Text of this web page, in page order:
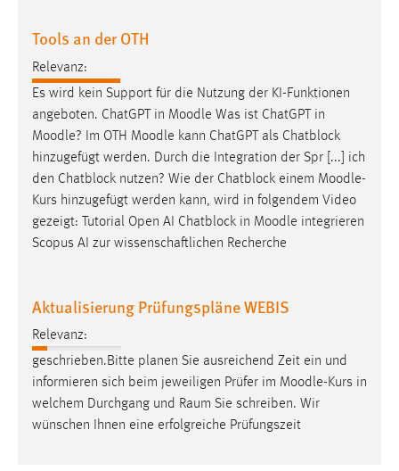
Tools an der OTH
Relevanz:
Es wird kein Support für die Nutzung der KI-Funktionen
angeboten. ChatGPT in Moodle Was ist ChatGPT in
Moodle? Im OTH Moodle kann ChatGPT als Chatblock
hinzugefügt werden. Durch die Integration der Spr [...] ich
den Chatblock nutzen? Wie der Chatblock einem Moodle-
Kurs hinzugefügt werden kann, wird in folgendem Video
gezeigt: Tutorial Open AI Chatblock in Moodle integrieren
Scopus AI zur wissenschaftlichen Recherche
Aktualisierung Prüfungspläne WEBIS
Relevanz:
geschrieben.Bitte planen Sie ausreichend Zeit ein und
informieren sich beim jeweiligen Prüfer im Moodle-Kurs in
welchem Durchgang und Raum Sie schreiben. Wir
wünschen Ihnen eine erfolgreiche Prüfungszeit